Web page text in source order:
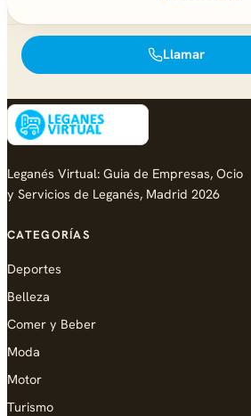
Llamar
Leganés Virtual: Guia de Empresas, Ocio
y Servicios de Leganés, Madrid 2026
CATEGORÍAS
Deportes
Belleza
Comer y Beber
Moda
Motor
Turismo